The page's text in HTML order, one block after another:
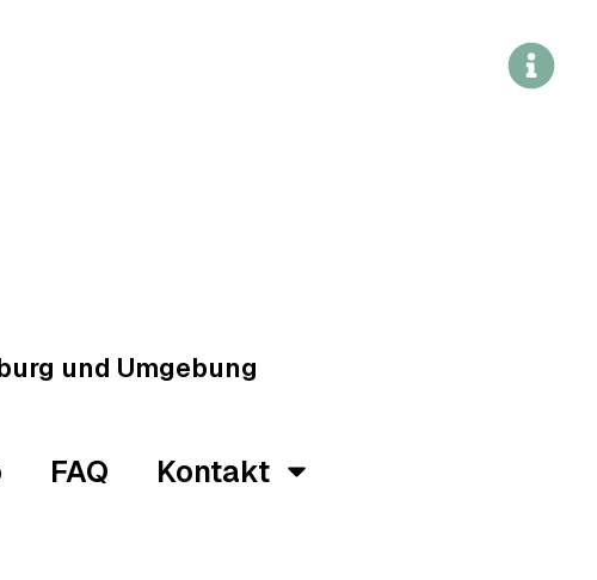
und Umgebung
FAQ Kontakt